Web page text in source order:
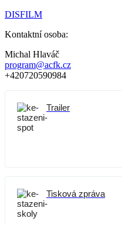
DISFILM
Kontaktní osoba:
Michal Hlaváč
program@acfk.cz
+420720590984
Trailer
Tisková zpráva